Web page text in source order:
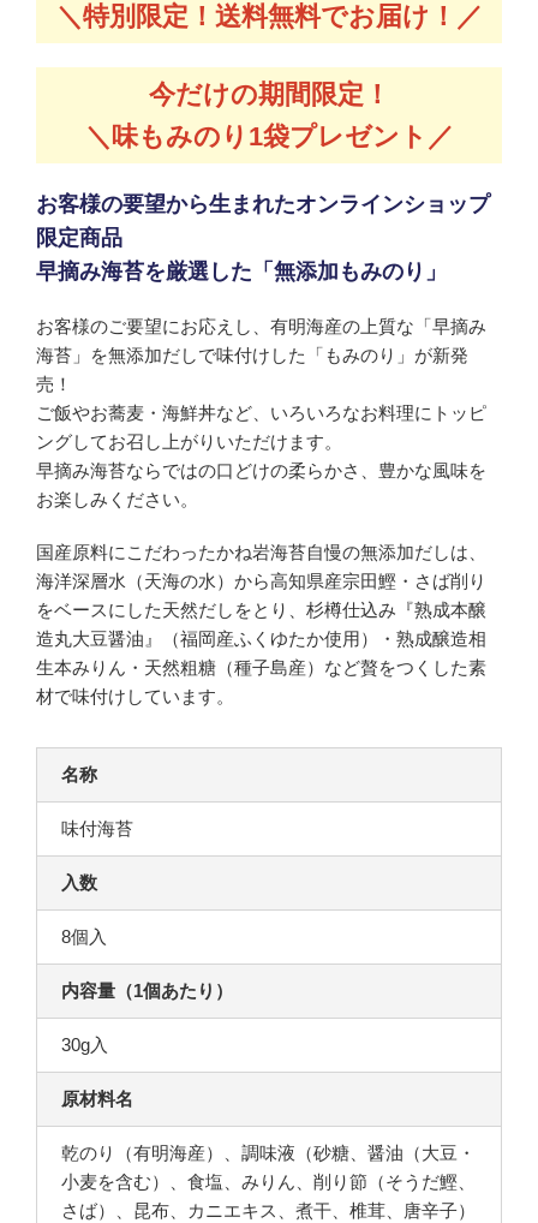
＼特別限定！送料無料でお届け！／
今だけの期間限定！
＼味もみのり1袋プレゼント／
お客様の要望から生まれたオンラインショップ
限定商品
早摘み海苔を厳選した「無添加もみのり」
お客様のご要望にお応えし、有明海産の上質な「早摘み
海苔」を無添加だしで味付けした「もみのり」が新発
売！
ご飯やお蕎麦・海鮮丼など、いろいろなお料理にトッピ
ングしてお召し上がりいただけます。
早摘み海苔ならではの口どけの柔らかさ、豊かな風味を
お楽しみください。
国産原料にこだわったかね岩海苔自慢の無添加だしは、
海洋深層水（天海の水）から高知県産宗田鰹・さば削り
をベースにした天然だしをとり、杉樽仕込み『熟成本醸
造丸大豆醤油』（福岡産ふくゆたか使用）・熟成醸造相
生本みりん・天然粗糖（種子島産）など贅をつくした素
材で味付けしています。
名称
味付海苔
入数
8個入
内容量（1個あたり）
30g入
原材料名
乾のり（有明海産）、調味液（砂糖、醤油（大豆・
小麦を含む）、食塩、みりん、削り節（そうだ鰹、
さば）、昆布、カニエキス、煮干、椎茸、唐辛子）